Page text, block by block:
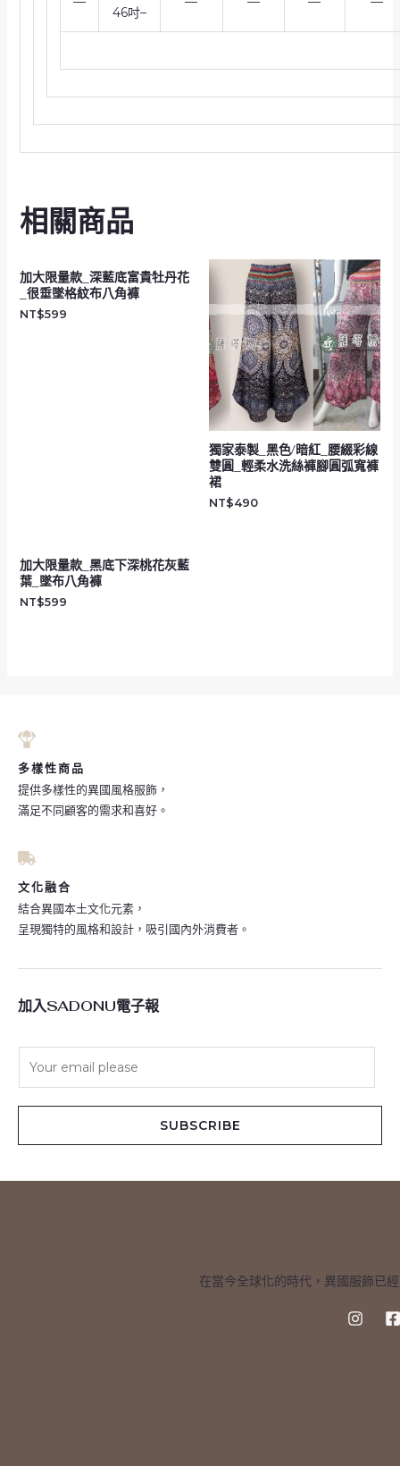
46吋–
相關商品
加大限量款_深藍底富貴牡丹花
_很垂墜格紋布八角褲
NT$599
獨家泰製_黑色/暗紅_腰綴彩線
雙圓_輕柔水洗絲褲腳圓弧寬褲
裙
NT$490
加大限量款_黑底下深桃花灰藍
葉_墜布八角褲
NT$599
多樣性商品
提供多樣性的異國風格服飾，
滿足不同顧客的需求和喜好。
文化融合
結合異國本土文化元素，
呈現獨特的風格和設計，吸引國內外消費者。
加入SADONU電子報
SUBSCRIBE
在當今全球化的時代，異國服飾已